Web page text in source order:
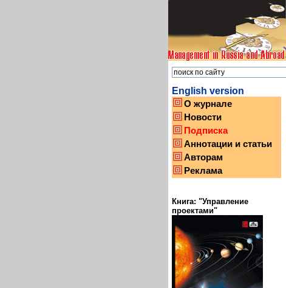
English version
О журнале
Новости
Подписка
Аннотации и статьи
Авторам
Реклама
Книга: "Управление
проектами"